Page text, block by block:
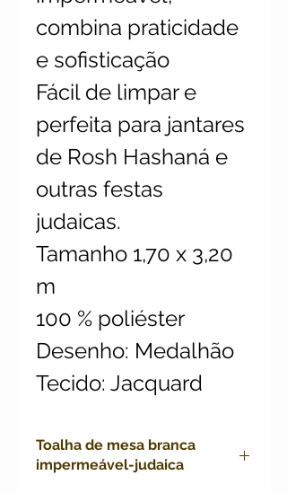
combina praticidade
e sofisticação
Fácil de limpar e
perfeita para jantares
de Rosh Hashaná e
outras festas
judaicas.
Tamanho 1,70 x 3,20
m
100 % poliéster
Desenho: Medalhão
Tecido: Jacquard
Toalha de mesa branca
impermeável-judaica